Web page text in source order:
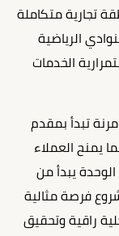
تجارية متكاملة
الرياضية
الخدمات
تبدأ بمقدم
إلى 7 سنوات، مما يمنح العملاء
يبدأ من
فرصة مثالية
راقية وتحقيق